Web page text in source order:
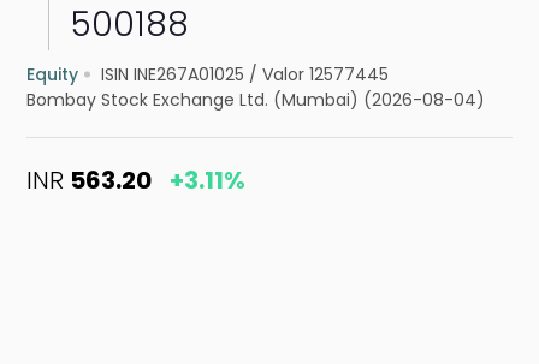
500188
Equity ISIN INE267A01025 /Valor 12577445
Bombay Stock Exchange Ltd. (Mumbai) (2026-08-04)
INR 563.20 +3.11%